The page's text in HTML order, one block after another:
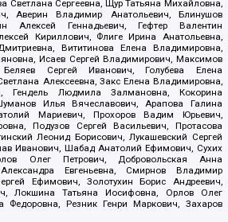
Светлана Сергеевна, Щур Татьяна Михайловна,
Аверин Владимир Анатольевич, Блинушов
Алексей Геннадьевич, Гефтер Валентин
Кириллович, Флиге Ирина Анатольевна,
Вититинова Елена Владимировна,
Исаев Сергей Владимирович, Максимов
Сергей Иванович, Голубева Елена
Алексеевна, Закс Елена Владимировна,
Гендель Людмила Залмановна, Кокорина
Илья Вячеславович, Арапова Галина
Мариевич, Прохоров Вадим Юрьевич,
Подузов Сергей Васильевич, Протасова
Леонид Борисович, Лукашевский Сергей
Иванович, Шабад Анатолий Ефимович, Сухих
Олег Петрович, Добровольская Анна
Евгеньевна, Смирнов Владимир
Ефимович, Золотухин Борис Андреевич,
Локшина Татьяна Иосифовна, Орлов Олег
Федоровна, Резник Генри Маркович, Захаров